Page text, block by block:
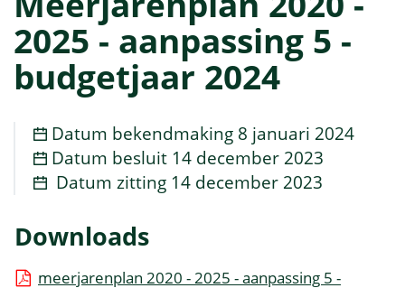
2025 - aanpassing 5 -
budgetjaar 2024
Datum bekendmaking 8 januari 2024
Datum besluit 14 december 2023
Datum zitting 14 december 2023
Downloads
meerjarenplan 2020 - 2025 - aanpassing 5 -